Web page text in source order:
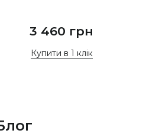
3 460 грн
Купити в 1 клік